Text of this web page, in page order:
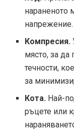
нараненото
напрежение.
Компресия.
място, за да
течности,
за
Кота. Най-
ръцете или